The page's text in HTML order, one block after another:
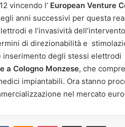
vincendo l’ European Venture
anni successivi per questa
e l’invasività dell’intervento
di direzionabilità e
degli stessi elettrodi
a Cologno Monzese, che
impiantabili. Ora stanno
nel mercato